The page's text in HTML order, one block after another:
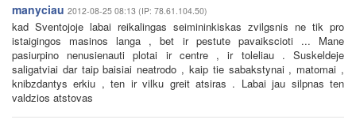
manyciau 2012-08-25 08:13 (IP: 78.61.104.50)
kad Sventojoje labai reikalingas seimininkiskas zvilgsnis ne tik pro
istaigingos masinos langa , bet ir pestute pavaikscioti ... Mane
pasiurpino nenusienauti plotai ir centre , ir toleliau . Suskeldeje
saligatviai dar taip baisiai neatrodo , kaip tie sabakstynai , matomai ,
knibzdantys erkiu , ten ir vilku greit atsiras . Labai jau silpnas ten
valdzios atstovas